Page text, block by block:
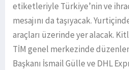
etiketleriyle Türkiye’nin ve
mesajını da taşıyacak.
araçları üzerinde yer alacak.
TİM genel merkezinde
Başkanı İsmail Gülle ve DHL